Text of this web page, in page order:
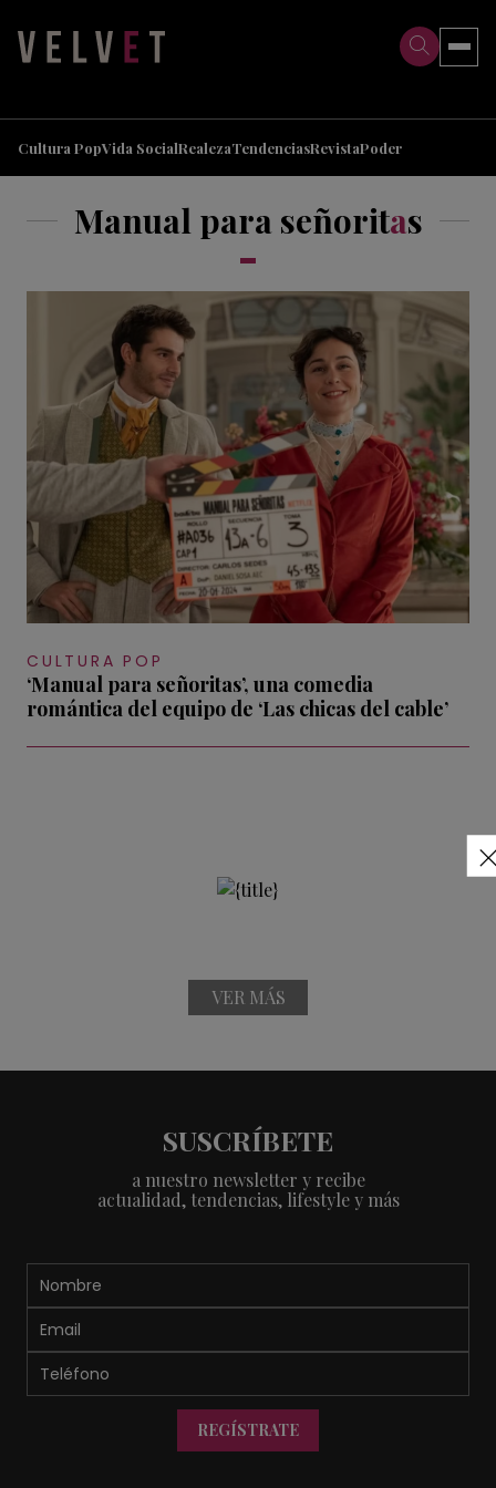
Cultura PopVida SocialRealezaTendenciasRevistaPoder
Manual para señoritas
CULTURA POP
‘Manual para señoritas’, una comedia
romántica del equipo de ‘Las chicas del cable’
VER MÁS
SUSCRÍBETE
a nuestro newsletter y recibe
actualidad, tendencias, lifestyle y más
REGÍSTRATE